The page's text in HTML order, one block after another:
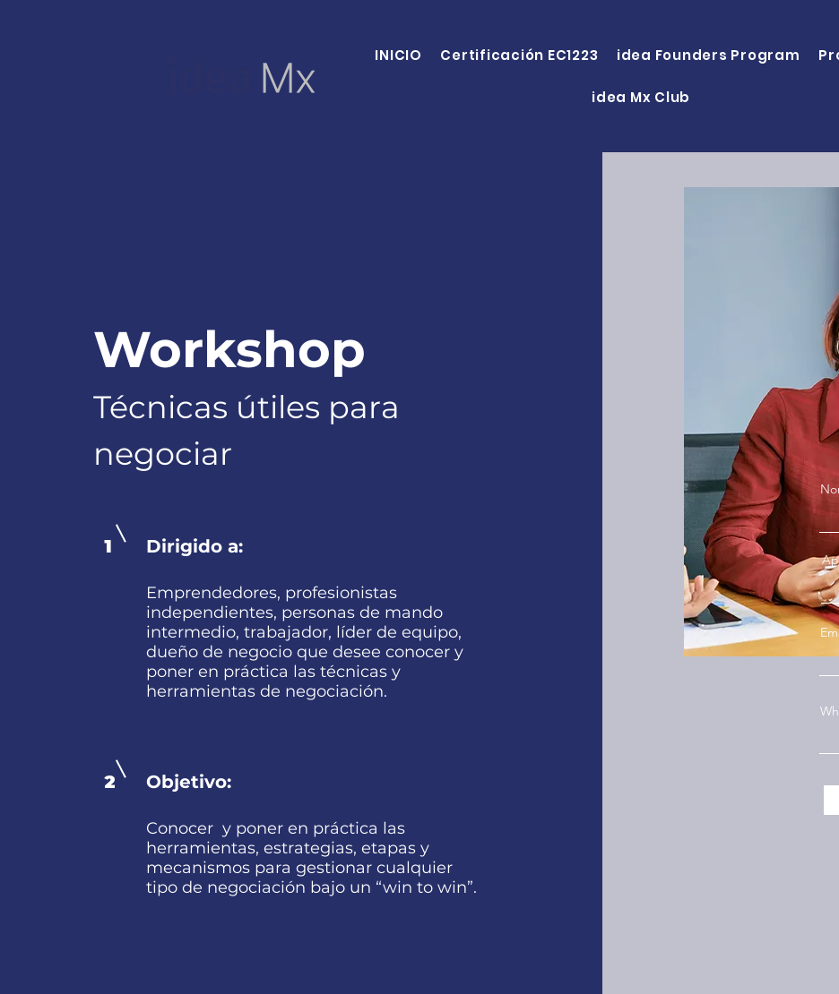
INICIO Certificación EC1223 idea Founders Program
idea Mx Club
Workshop
Técnicas útiles para
negociar
1 Dirigido a:
Emprendedores, profesionistas
independientes, personas de mando
intermedio, trabajador, líder de equipo,
dueño de negocio que desee conocer y
poner en práctica las técnicas y
herramientas de negociación.
2 Objetivo:
Conocer y poner en práctica las
herramientas, estrategias, etapas y
mecanismos para gestionar cualquier
tipo de negociación bajo un “win to win”.